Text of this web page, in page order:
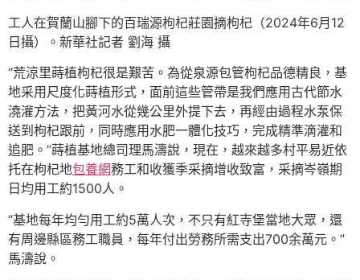
工人在賀蘭山腳下的百瑞源枸杞莊園摘枸杞（2024年6月12
日攝）。新華社記者 劉海 攝
“荒涼里蒔植枸杞很是艱苦。為從泉源包管枸杞品德精良，基
地采用尺度化蒔植形式，面前這些管帶是我們應用古代節水
澆灌方法，把黃河水從幾公里外提下去，再經由過程水泵保
送到枸杞跟前，同時應用水肥一體化技巧，完成精準滴灌和
追肥。”蒔植基地總司理馬濤說，現在，越來越多村平易近依
托在枸杞地包養網務工和收獲季采摘增收致富，采摘岑嶺期
日均用工約1500人。
“基地每年均勻用工約5萬人次，不只有紅寺堡當地大眾，還
有周邊縣區務工職員，每年付出勞務所需支出700余萬元。”
馬濤說。